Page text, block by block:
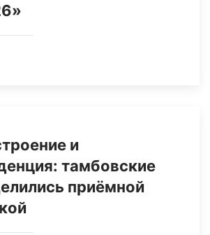
и
тамбовские
приёмной